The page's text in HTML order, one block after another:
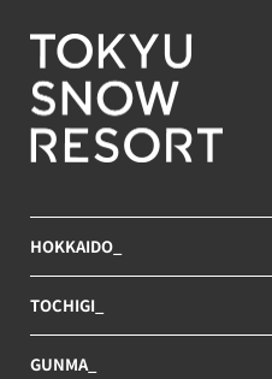
HOKKAIDO_
TOCHIGI_
GUNMA_